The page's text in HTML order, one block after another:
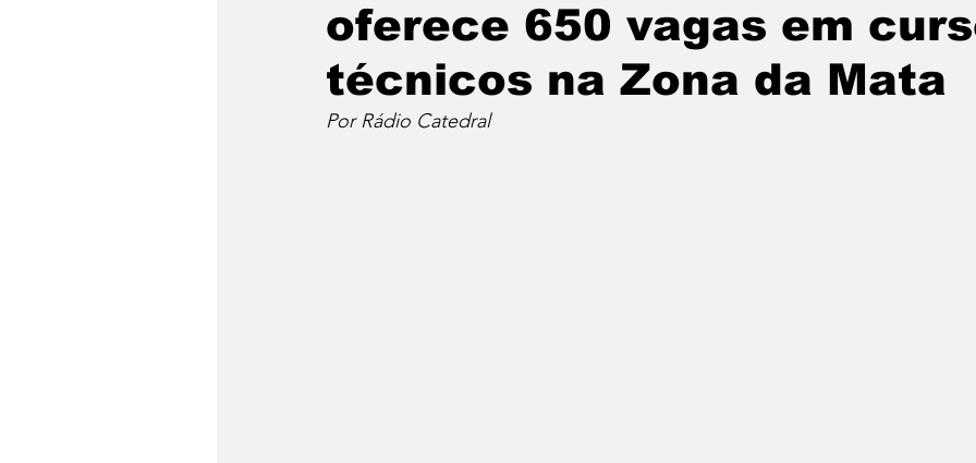
oferece 650 vagas em
técnicos na Zona da Mata
Por Rádio Catedral